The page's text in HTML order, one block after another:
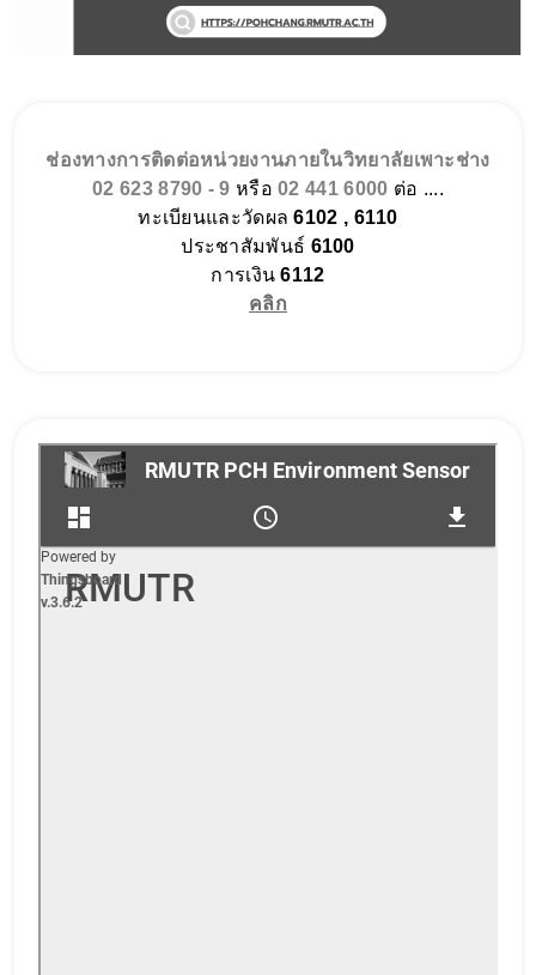
ช่องทางการติดต่อหน่วยงานภายในวิทยาลัยเพาะช่าง
02 623 8790 - 9 หรือ 02 441 6000 ต่อ ....
ทะเบียนและวัดผล6102 , 6110
ประชาสัมพันธ์ 6100
การเงิน6112
คลิก